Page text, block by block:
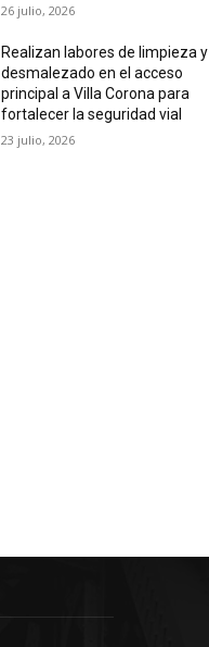
26 julio, 2026
Realizan labores de limpieza y
desmalezado en el acceso
principal a Villa Corona para
fortalecer la seguridad vial
23 julio, 2026